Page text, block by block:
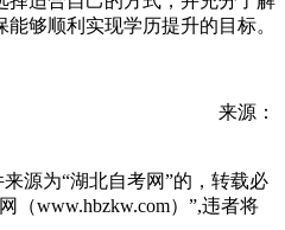
够顺利实现学历提升的目标。
来源：
源为“湖北自考网”的，转载必
（www.hbzkw.com）”,违者将